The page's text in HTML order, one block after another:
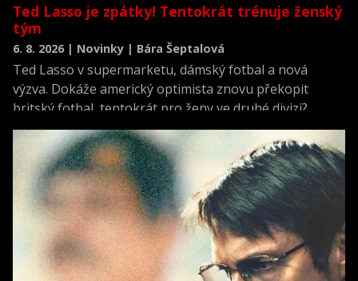
Ted Lasso je zpátky! Tentokrát trénuje ženský
tým
6. 8. 2026 | Novinky | Bára Šeptalová
Ted Lasso v supermarketu, dámský fotbal a nová
výzva. Dokáže americký optimista znovu překopit
britský fotbal, tentokrát pro ženy ve druhé divizi?